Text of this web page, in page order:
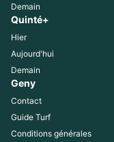
Demain
Quinté+
Hier
Aujourd'hui
Demain
Geny
Contact
Guide Turf
Conditions générales